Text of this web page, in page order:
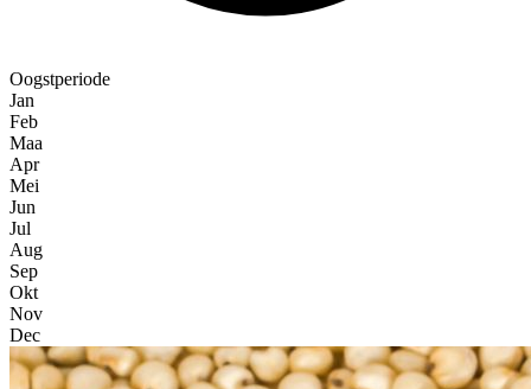
Oogstperiode
Jan
Feb
Maa
Apr
Mei
Jun
Jul
Aug
Sep
Okt
Nov
Dec